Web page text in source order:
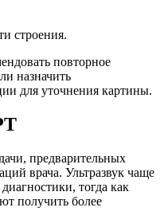
строения.
повторное
назначить
для уточнения картины.
предварительных
врача. Ультразвук чаще
тогда как
получить более